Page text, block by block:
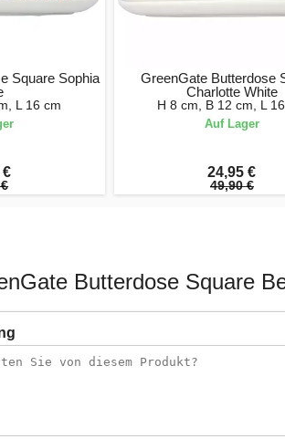
Square Sophia
L 16 cm
€
GreenGate Butterdose
Charlotte White
H 8 cm, B 12 cm, L
Auf Lager
24,95 €
49,90 €
Butterdose Square